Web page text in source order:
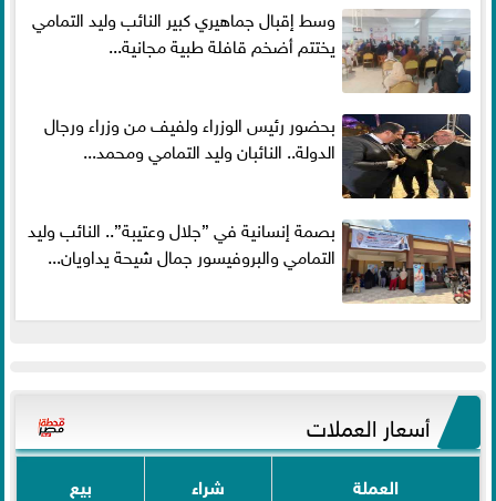
وسط إقبال جماهيري كبير النائب وليد التمامي
يختتم أضخم قافلة طبية مجانية...
بحضور رئيس الوزراء ولفيف من وزراء ورجال
الدولة.. النائبان وليد التمامي ومحمد...
بصمة إنسانية في ”جلال وعتيبة”.. النائب وليد
التمامي والبروفيسور جمال شيحة يداويان...
أسعار العملات
العملة شراء بيع